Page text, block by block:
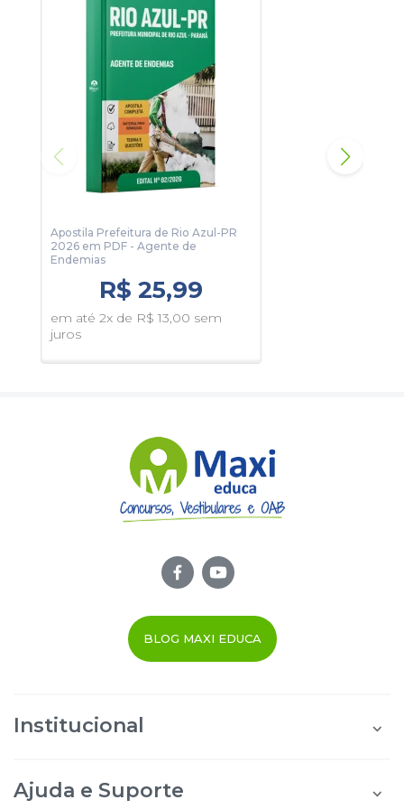
Informações Sobre o Concurso Prefeitura Municipal
de Rio Azul-PR - 2026:
Inscrições: De 15/06/2026 a 14/07/2026
Salário: R$ 2.565,32
Taxa de Inscrição: R$ 100,00
Prova: 16/08/2026
Organizadora:UNICENTRO
Apostila Prefeitura de Rio Azul-PR
2026 em PDF - Agente de
Endemias
R$ 25,99
em até 2x de R$ 13,00 sem
juros
BLOG MAXI EDUCA
Institucional
Área do Afiliado
Ajuda e Suporte